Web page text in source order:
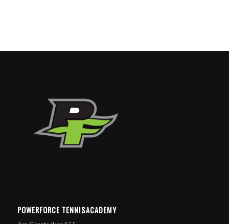
POWERFORCE TENNISACADEMY